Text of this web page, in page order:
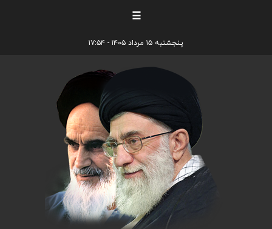
☰
پنجشنبه ۱۵ مرداد ۱۴۰۵ - ۱۷:۵۴